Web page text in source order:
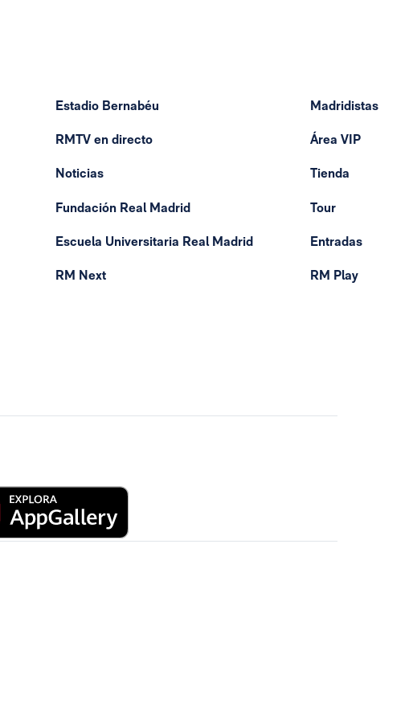
Estadio Bernabéu
RMTV en directo
Noticias
Fundación Real Madrid
Escuela Universitaria Real Madrid
RM Next
Madridistas
Área VIP
Tienda
Tour
Entradas
RM Play